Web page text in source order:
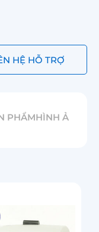
HỆ HỖ TRỢ
PHẨMHÌNH ẢNH